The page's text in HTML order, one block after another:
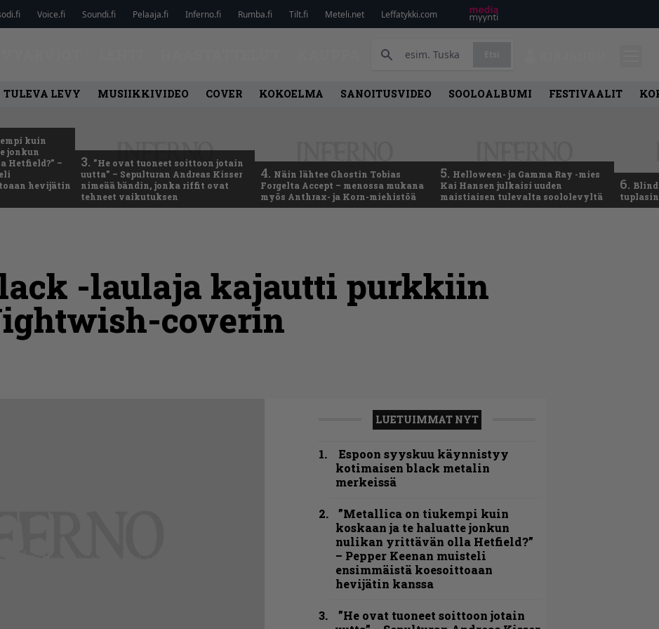
Voice.fi Soundi.fi Pelaaja.fi Inferno.fi Rumba.fi Tilt.fi Meteli.net Leffatykki.com
TULEVA LEVY MUSIIKKIVIDEO COVER KOKOELMA SANOITUSVIDEO SOOLOALBUMI FESTIVAALIT
kuin
jonkun
Hetfield?” –
hevijätin
3. ”He ovat tuoneet soittoon jotain
uutta” – Sepulturan Andreas Kisser
nimeää bändin, jonka riffit ovat
tehneet vaikutuksen
4. Näin lähtee Ghostin Tobias
Forgelta Accept – menossa mukana
myös Anthrax- ja Korn-miehistöä
5. Helloween- ja Gamma Ray -mies
Kai Hansen julkaisi uuden
maistiaisen tulevalta soololevyltä
6.
-laulaja kajautti purkkiin
coverin
LUETUIMMAT NYT
Espoon syyskuu käynnistyy
kotimaisen black metalin
merkeissä
”Metallica on tiukempi kuin
koskaan ja te haluatte jonkun
nulikan yrittävän olla Hetfield?”
– Pepper Keenan muisteli
ensimmäistä koesoittoaan
hevijätin kanssa
”He ovat tuoneet soittoon jotain